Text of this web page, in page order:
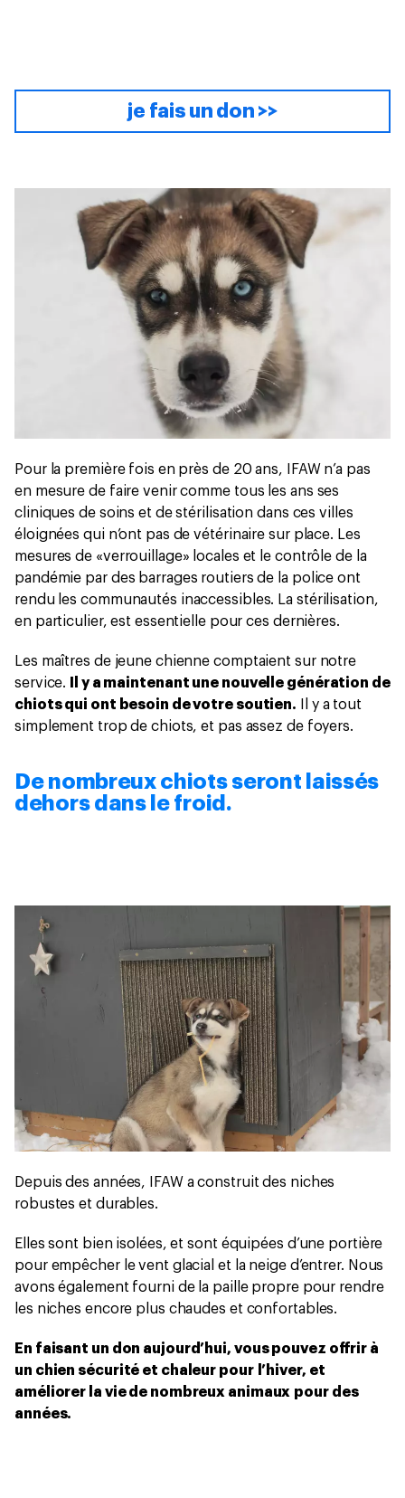
je fais un don >>
Pour la première fois en près de 20 ans, IFAW n’a pas
en mesure de faire venir comme tous les ans ses
cliniques de soins et de stérilisation dans ces villes
éloignées qui n’ont pas de vétérinaire sur place. Les
mesures de «verrouillage» locales et le contrôle de la
pandémie par des barrages routiers de la police ont
rendu les communautés inaccessibles. La stérilisation,
en particulier, est essentielle pour ces dernières.
Les maîtres de jeune chienne comptaient sur notre
service.
Il y a maintenant une nouvelle génération de
chiots qui ont besoin de votre soutien. Il y a tout
simplement trop de chiots, et pas assez de foyers.
De nombreux chiots seront laissés
dehors dans le froid.
Depuis des années, IFAW a construit des niches
robustes et durables.
Elles sont bien isolées, et sont équipées d’une portière
pour empêcher le vent glacial et la neige d’entrer. Nous
avons également fourni de la paille propre pour rendre
les niches encore plus chaudes et confortables.
En faisant un don aujourd’hui, vous pouvez oﬀrir à
un chien sécurité et chaleur pour l’hiver, et
améliorer la vie de nombreux animaux pour des
années.